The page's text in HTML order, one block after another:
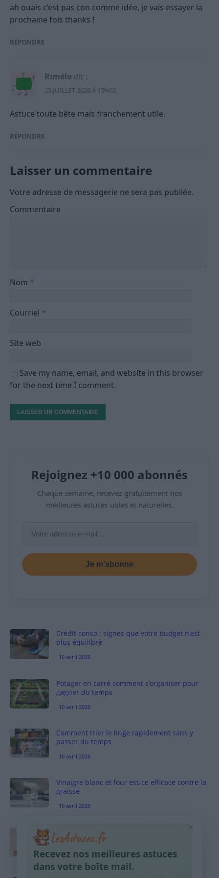
ah ouais c’est pas con comme idée, je vais essayer la
prochaine fois thanks !
RÉPONDRE
Rimélo dit :
25 JUILLET 2026 À 15H02
Astuce toute bête mais franchement utile.
RÉPONDRE
Laisser un commentaire
Votre adresse de messagerie ne sera pas publiée.
Commentaire
Nom *
Courriel *
Site web
Save my name, email, and website in this browser
for the next time I comment.
Rejoignez +10 000 abonnés
Chaque semaine, recevez gratuitement nos
meilleures astuces utiles et naturelles.
Je m’abonne
Crédit conso : signes que votre budget n’est
plus équilibré
10 avril 2026
Potager en carré comment s’organiser pour
gagner du temps
10 avril 2026
Comment trier le linge rapidement sans y
passer du temps
10 avril 2026
Vinaigre blanc et four est-ce efficace contre la
graisse
10 avril 2026
Taches pigmentaires : routine simple +
habitudes qui aident
9 avril 2026
×
Recevez nos meilleures astuces
dans votre boîte mail.